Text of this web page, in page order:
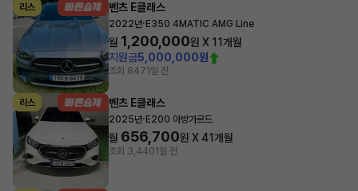
리스 벤츠 E클래스
2022년· E350 4MATIC AMG Line
월 1,200,000원 X 11개월
지원금5,000,000원
조회 8471일 전
리스 벤츠 E클래스
2025년· E200 아방가르드
월 656,700원 X41개월
조회 3,4401일 전